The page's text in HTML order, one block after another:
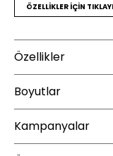
ÖZELLİKLER İÇİN
Özellikler
Yıkama Talimatı :
Boyutlar
Yükseklik (mm) :
Kampanyalar